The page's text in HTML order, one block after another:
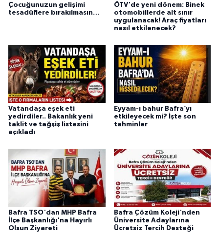
Çocuğunuzun gelişimi
tesadüflere bırakılmasın…
ÖTV'de yeni dönem: Binek
otomobillerde alt sınır
uygulanacak! Araç fiyatları
nasıl etkilenecek?
Vatandaşa eşek eti
yedirdiler.. Bakanlık yeni
taklit ve tağşiş listesini
açıkladı
Eyyam-ı bahur Bafra’yı
etkileyecek mi? İşte son
tahminler
Bafra TSO'dan MHP Bafra
İlçe Başkanlığı'na Hayırlı
Olsun Ziyareti
Bafra Çözüm Koleji'nden
Üniversite Adaylarına
Ücretsiz Tercih Desteği